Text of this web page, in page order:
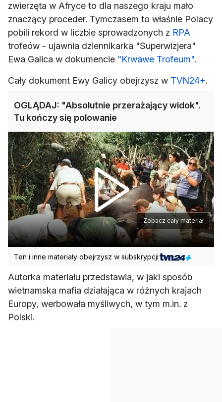
zwierzęta w Afryce to dla naszego kraju mało
znaczący proceder. Tymczasem to właśnie Polacy
pobili rekord w liczbie sprowadzonych z RPA
trofeów - ujawnia dziennikarka "Superwizjera"
Ewa Galica w dokumencie "Krwawe Trofeum".
Cały dokument Ewy Galicy obejrzysz w TVN24+.
OGLĄDAJ: "Absolutnie przerażający widok".
Tu kończy się polowanie
Zobacz cały materiał
Ten i inne materiały obejrzysz w subskrypcji
Autorka materiału przedstawia, w jaki sposób
wietnamska mafia działająca w różnych krajach
Europy, werbowała myśliwych, w tym m.in. z
Polski.